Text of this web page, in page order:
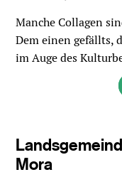
Manche Collagen
Dem einen gefällts,
im Auge des
Mora